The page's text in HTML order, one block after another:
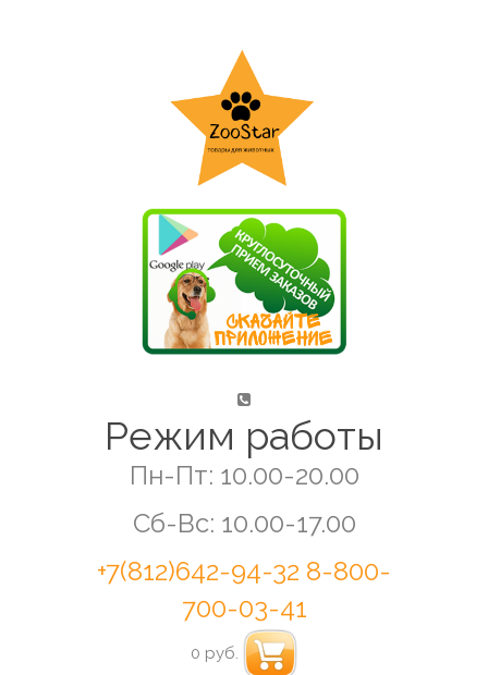
Режим работы
Пн-Пт: 10.00-20.00
Сб-Вс: 10.00-17.00
+7(812)642-94-32 8-800-
700-03-41
0 руб.